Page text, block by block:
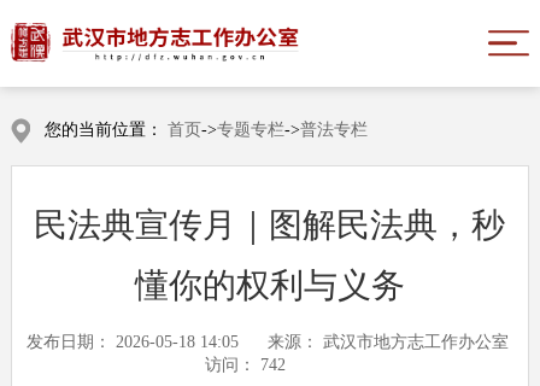
您的当前位置： 首页->专题专栏->普法专栏
民法典宣传月｜图解民法典，秒
懂你的权利与义务
发布日期： 2026-05-18 14:05 来源： 武汉市地方志工作办公室
访问： 742